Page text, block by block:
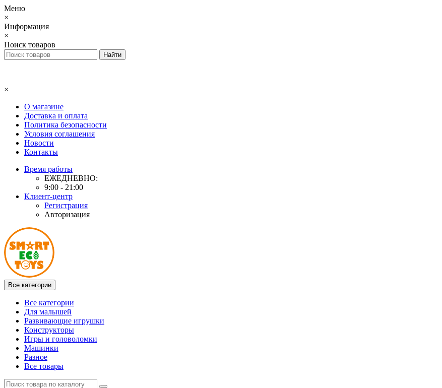
Меню
×
Информация
×
Поиск товаров
×
О магазине
Доставка и оплата
Политика безопасности
Условия соглашения
Новости
Контакты
Время работы
ЕЖЕДНЕВНО:
9:00 - 21:00
Клиент-центр
Регистрация
Авторизация
Все категории
Все категории
Для малышей
Развивающие игрушки
Конструкторы
Игры и головоломки
Машинки
Разное
Все товары